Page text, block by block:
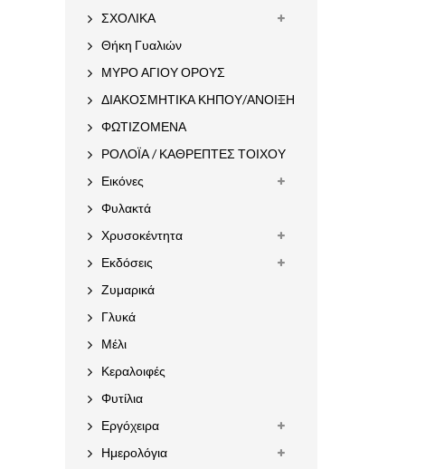
ΣΧΟΛΙΚΑ
Θήκη Γυαλιών
ΜΥΡΟ ΑΓΙΟΥ ΟΡΟΥΣ
ΔΙΑΚΟΣΜΗΤΙΚΑ ΚΗΠΟΥ/ΑΝΟΙΞΗ
ΦΩΤΙΖΟΜΕΝΑ
ΡΟΛΟΪΑ / ΚΑΘΡΕΠΤΕΣ ΤΟΙΧΟΥ
Εικόνες
Φυλακτά
Χρυσοκέντητα
Εκδόσεις
Ζυμαρικά
Γλυκά
Μέλι
Κεραλοιφές
Φυτίλια
Εργόχειρα
Ημερολόγια